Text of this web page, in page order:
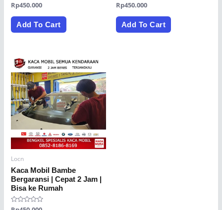
Rated
out
Rp450.000
Add To Cart
Rated
out
Rp450.000
Add To Cart
Locn
Kaca Mobil Bambe
Bergaransi | Cepat 2 Jam |
Bisa ke Rumah
Rated